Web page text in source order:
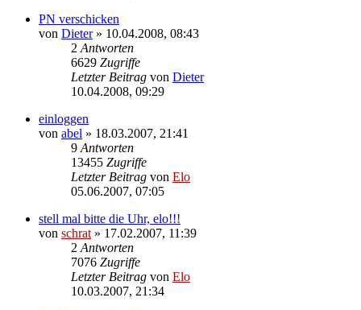
PN verschicken
von Dieter» 10.04.2008, 08:43
2 Antworten
6629 Zugriffe
Letzter Beitrag von Dieter
10.04.2008, 09:29
einloggen
von abel » 18.03.2007, 21:41
9 Antworten
13455 Zugriffe
Letzter Beitrag von Elo
05.06.2007, 07:05
stell mal bitte die Uhr, elo!!!
von schrat » 17.02.2007, 11:39
2 Antworten
7076 Zugriffe
Letzter Beitrag von Elo
10.03.2007, 21:34